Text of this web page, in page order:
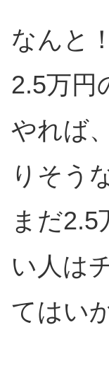
なんと
2.5万円
やれば
りそう
まだ2.5
い人は
てはい